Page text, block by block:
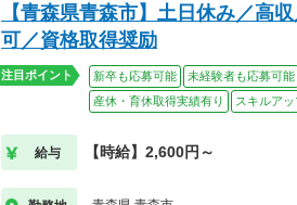
【青森県青森市】土日休み／高
可／資格取得奨励
注目ポイント 新卒も応募可能 未経験者も応募可能
産休・育休取得実績有り
スキルアッ
給与 【時給】2,600円～